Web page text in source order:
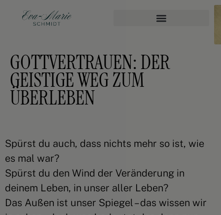
GOTTVERTRAUEN: DER
GEISTIGE WEG ZUM
ÜBERLEBEN
Spürst du auch, dass nichts mehr so ist, wie
es mal war?
Spürst du den Wind der Veränderung in
deinem Leben, in unser aller Leben?
Das Außen ist unser Spiegel – das wissen wir